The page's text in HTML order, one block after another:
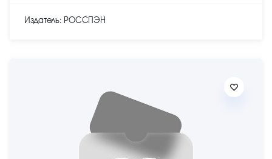
Издатель: РОССПЭН